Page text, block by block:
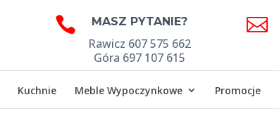
 MASZ PYTANIE?
Rawicz 607 575 662
Góra 697 107 615

Kuchnie Meble Wypoczynkowe Promocje